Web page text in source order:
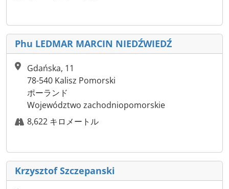
Phu LEDMAR MARCIN NIEDŹWIEDŹ
Gdańska, 11
78-540 Kalisz Pomorski
ポーランド
Województwo zachodniopomorskie
8,622 キロメートル
Krzysztof Szczepanski